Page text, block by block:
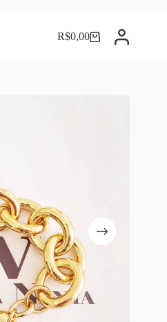
Carrinho
R$0,00